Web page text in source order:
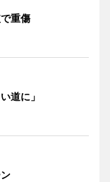
重傷
道に」